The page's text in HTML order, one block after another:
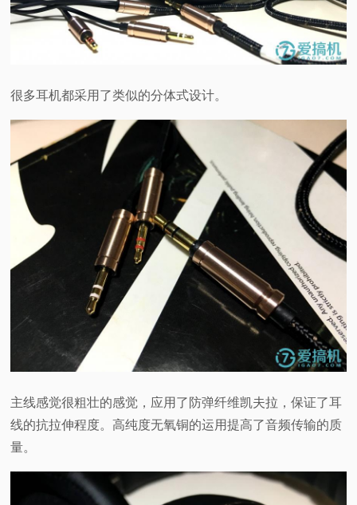
很多耳机都采用了类似的分体式设计。
主线感觉很粗壮的感觉，应用了防弹纤维凯夫拉，保证了耳
线的抗拉伸程度。高纯度无氧铜的运用提高了音频传输的质
量。